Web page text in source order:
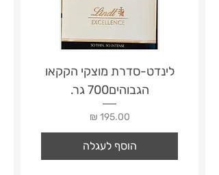
לינדט-סדרת מוצקי הקקאו
הגבוהים700 גר.
מחיר
הוסף לעגלה